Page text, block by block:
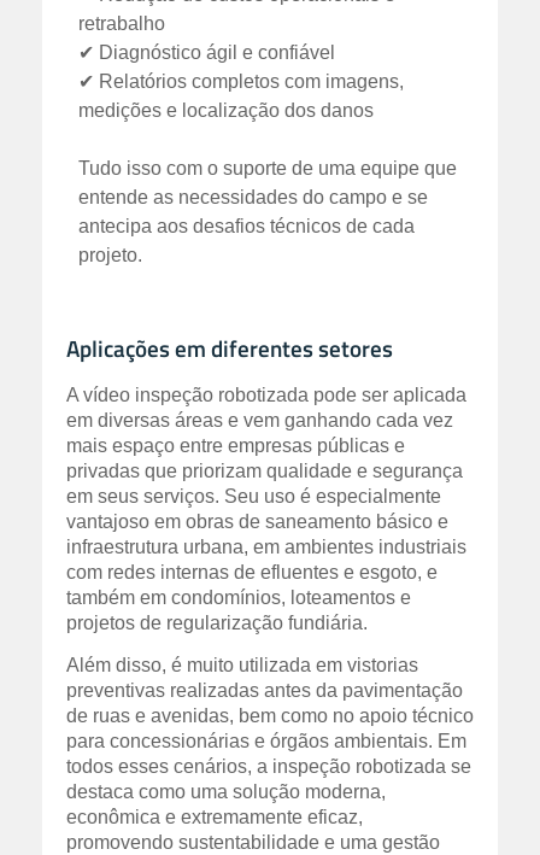
retrabalho
✔ Diagnóstico ágil e confiável
✔ Relatórios completos com imagens,
medições e localização dos danos
Tudo isso com o suporte de uma equipe que
entende as necessidades do campo e se
antecipa aos desafios técnicos de cada
projeto.
Aplicações em diferentes setores
A vídeo inspeção robotizada pode ser aplicada
em diversas áreas e vem ganhando cada vez
mais espaço entre empresas públicas e
privadas que priorizam qualidade e segurança
em seus serviços. Seu uso é especialmente
vantajoso em obras de saneamento básico e
infraestrutura urbana, em ambientes industriais
com redes internas de efluentes e esgoto, e
também em condomínios, loteamentos e
projetos de regularização fundiária.
Além disso, é muito utilizada em vistorias
preventivas realizadas antes da pavimentação
de ruas e avenidas, bem como no apoio técnico
para concessionárias e órgãos ambientais. Em
todos esses cenários, a inspeção robotizada se
destaca como uma solução moderna,
econômica e extremamente eficaz,
promovendo sustentabilidade e uma gestão